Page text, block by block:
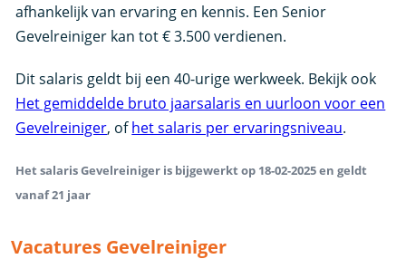
afhankelijk van ervaring en kennis. Een Senior
Gevelreiniger kan tot € 3.500 verdienen.
Dit salaris geldt bij een 40-urige werkweek. Bekijk ook
Het gemiddelde bruto jaarsalaris en uurloon voor een
Gevelreiniger, ofhet salaris per ervaringsniveau.
Het salaris Gevelreiniger is bijgewerkt op 18-02-2025 en geldt
vanaf 21 jaar
Vacatures Gevelreiniger